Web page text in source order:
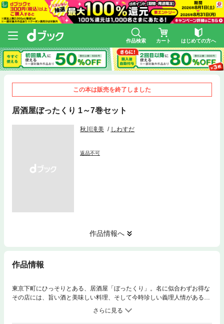
作品検索 カート はじめての方へ
この本は販売を終了しました
居酒屋ぼったくり 1～7巻セット
秋川滝美 しわすだ
返品不可
作品情報へ
作品情報
東京下町にひっそりとある、居酒屋「ぼったくり」。名に似合わずお得な
その店には、旨い酒と美味しい料理、そして今時珍しい義理人情がある―
―。全国の銘酒情報、簡単なつまみの作り方も満載！ 旨いものと人々の
ふれあいを描いた短編連作小説、待望の書籍化！